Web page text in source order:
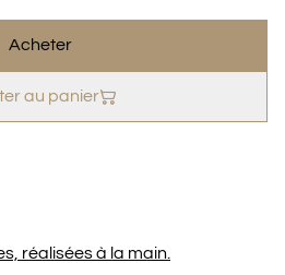
Acheter
au panier
réalisées à la main.